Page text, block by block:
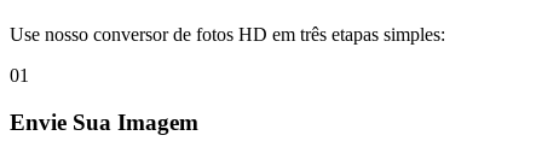
Use nosso conversor de fotos HD em três etapas simples:
01
Envie Sua Imagem